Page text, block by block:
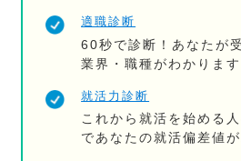
適職診断
60秒で診断！あなたが
業界・職種がわかります
就活力診断
これから就活を始める
であなたの就活偏差値